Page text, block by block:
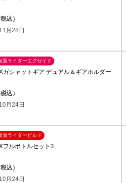
込）
月28日
面ライダーエグゼイド
ガシャットギア デュアル＆ギアホルダー
込）
月24日
面ライダービルド
フルボトルセット3
込）
月24日